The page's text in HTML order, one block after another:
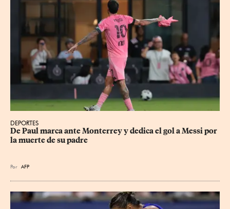
DEPORTES
De Paul marca ante Monterrey y dedica el gol a Messi por
la muerte de su padre
Por AFP